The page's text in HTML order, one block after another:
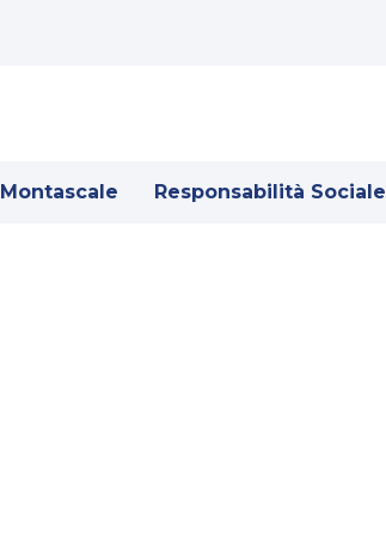
Montascale Responsabilità Sociale